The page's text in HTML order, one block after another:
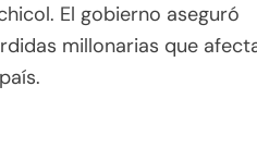
El gobierno aseguró
millonarias que